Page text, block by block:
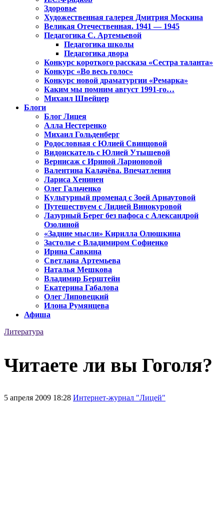
Здоровье
Художественная галерея Дмитрия Москина
Великая Отечественная. 1941 — 1945
Педагогика С. Артемьевой
Педагогика школы
Педагогика двора
Конкурс короткого рассказа «Сестра таланта»
Конкурс «Во весь голос»
Конкурс новой драматургии «Ремарка»
Каким мы помним август 1991-го…
Михаил Швейцер
Блоги
Блог Лицея
Алла Нестеренко
Михаил Гольденберг
Родословная с Юлией Свинцовой
Видоискатель с Юлией Утышевой
Вернисаж с Ириной Ларионовой
Валентина Калачёва. Впечатления
Лариса Хенинен
Олег Гальченко
Культурный променад с Зоей Арнаутовой
Путешествуем с Лидией Винокуровой
Лазурный Берег без пафоса с Александрой
Озолиной
«Задние мысли» Кирилла Олюшкина
Застолье с Владимиром Софиенко
Ирина Савкина
Светлана Артемьева
Наталья Мешкова
Владимир Берштейн
Екатерина Габалова
Олег Липовецкий
Илона Румянцева
Афиша
Литература
Читаете ли вы Гоголя?
5 апреля 2009 18:28 Интернет-журнал "Лицей"